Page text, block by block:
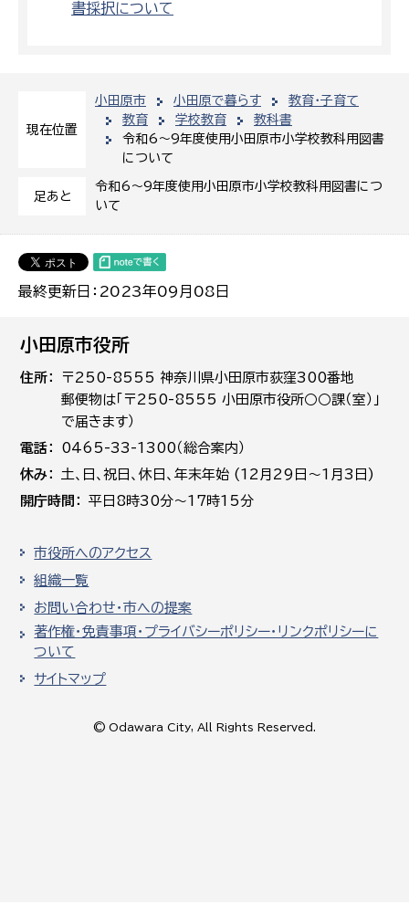
現在位置
小田原市 小田原で暮らす
教育・子育て
教育
学校教育
教科書
令和6〜9年度使用小田原市小学校教科用図書
について
足あと
令和6〜9年度使用小田原市小学校教科用図書につ
いて
最終更新日：2023年09月08日
書採択について
小田原市役所
住所
〒250-8555 神奈川県小田原市荻窪300番地
郵便物は「〒250-8555 小田原市役所○○課（室）」
で届きます）
電話
0465-33-1300（総合案内）
休み
土､日､祝日、休日、年末年始 (12月29日～1月3日)
開庁時間
平日8時30分～17時15分
市役所へのアクセス
組織一覧
お問い合わせ・市への提案
著作権・免責事項・プライバシーポリシー・リンクポリシーに
ついて
サイトマップ
© Odawara City, All Rights Reserved.